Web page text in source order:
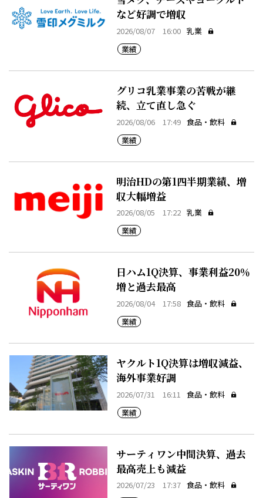
など好調で増収
2026/08/07 16:00 乳業
業績
グリコ乳業事業の苦戦が継
続、立て直し急ぐ
2026/08/06 17:49 食品・飲料
業績
明治HDの第1四半期業績、増
収大幅増益
2026/08/05 17:22 乳業
業績
日ハム1Q決算、事業利益20％
増と過去最高
2026/08/04 17:58 食品・飲料
業績
ヤクルト1Q決算は増収減益、
海外事業好調
2026/07/31 16:11
食品・飲料
業績
サーティワン中間決算、過去
最高売上も減益
2026/07/23 17:37 食品・飲料